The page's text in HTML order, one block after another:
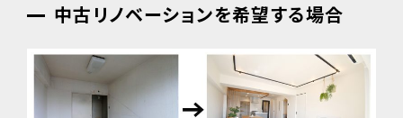
中古リノベーションを希望する場合